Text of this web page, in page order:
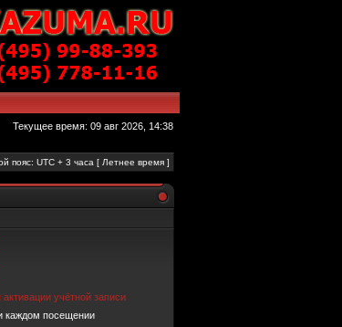
Текущее время: 09 авг 2026, 14:38
пояс: UTC + 3 часа [ Летнее время ]
учётной записи
каждом посещении